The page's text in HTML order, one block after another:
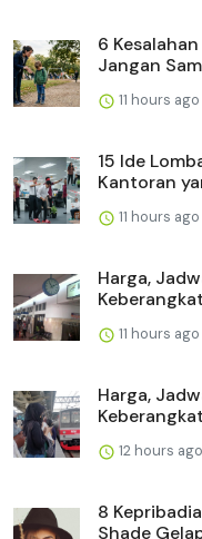
6
Jangan
11 hours ago
15 Ide
Kantoran
11 hours ago
Harga,
11 hours ago
Harga,
12 hours ago
8
Shade